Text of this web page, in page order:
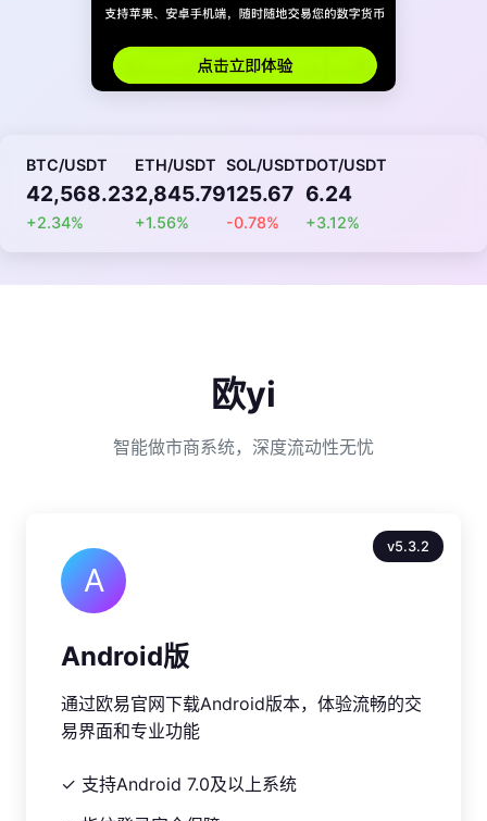
BTC/USDT
42,568.23
+2.34%
ETH/USDT
2,845.79
+1.56%
SOL/USDT
125.67
-0.78%
DOT/USDT
6.24
+3.12%
欧yi
智能做市商系统，深度流动性无忧
A
Android版
通过欧易官网下载Android版本，体验流畅的交
易界面和专业功能
✓ 支持Android 7.0及以上系统
v5.3.2